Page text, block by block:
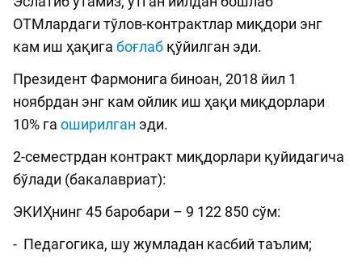
ОТМлардаги тўлов-контрактлар миқдори энг
кам иш ҳақига боғлаб қўйилган эди.
Президент Фармонига биноан, 2018 йил 1
ноябрдан энг кам ойлик иш ҳақи миқдорлари
10% га оширилган эди.
2-семестрдан контракт миқдорлари қуйидагича
бўлади (бакалавриат):
ЭКИҲнинг 45 баробари – 9 122 850 сўм:
- Педагогика, шу жумладан касбий таълим;